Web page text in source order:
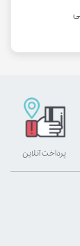
پرداخت آنلاین